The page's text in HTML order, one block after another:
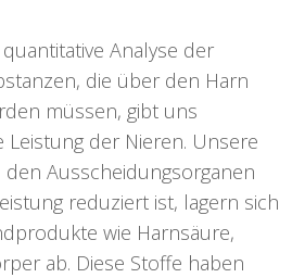
Analyse der
die über den Harn
müssen, gibt uns
der Nieren. Unsere
Ausscheidungsorganen
reduziert ist, lagern sich
wie Harnsäure,
ab. Diese Stoffe haben